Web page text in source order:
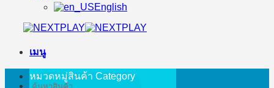
English
เมนู
ค้นหา:
หมวดหมู่สินค้า Category